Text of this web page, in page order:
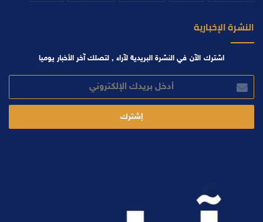
النشرة الإخبارية
اشترك الآن في النشرة البريدية لآراء , لتصلك آخر الأخبار يوميا
بريدك
الإلكتروني